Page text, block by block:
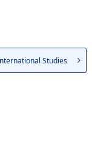
Studies